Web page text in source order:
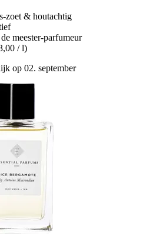
zoet & houtachtig
meester-parfumeur
/ l)
op 02. september